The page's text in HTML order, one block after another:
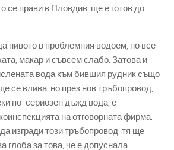
се прави в Пловдив, ще е готов до
нивото в проблемния водоем, но все
макар и съвсем слабо. Затова и
вода към бившия рудник също
се влива, но през нов тръбопровод,
по-сериозен дъжд вода, е
на отговорната фирма.
изгради този тръбопровод, тя ще
глоба за това, че е допуснала